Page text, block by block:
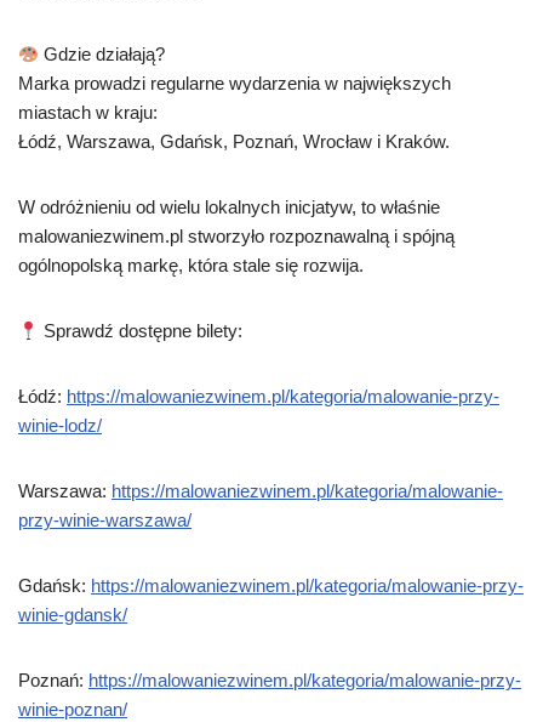
Gdzie działają?
Marka prowadzi regularne wydarzenia w największych
miastach w kraju:
Łódź, Warszawa, Gdańsk, Poznań, Wrocław i Kraków.
W odróżnieniu od wielu lokalnych inicjatyw, to właśnie
malowaniezwinem.pl stworzyło rozpoznawalną i spójną
ogólnopolską markę, która stale się rozwija.
Sprawdź dostępne bilety:
Łódź: https://malowaniezwinem.pl/kategoria/malowanie-przy-
winie-lodz/
Warszawa: https://malowaniezwinem.pl/kategoria/malowanie-
przy-winie-warszawa/
Gdańsk: https://malowaniezwinem.pl/kategoria/malowanie-przy-
winie-gdansk/
Poznań: https://malowaniezwinem.pl/kategoria/malowanie-przy-
winie-poznan/